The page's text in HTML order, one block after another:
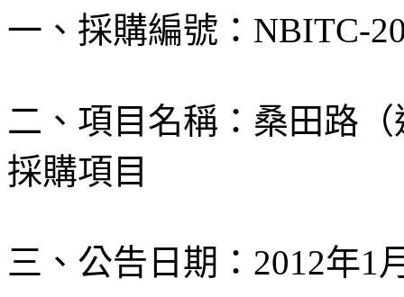
一、採購編號：NBITC-
二、項目名稱：桑田路
採購項目
三、公告日期：2012年1